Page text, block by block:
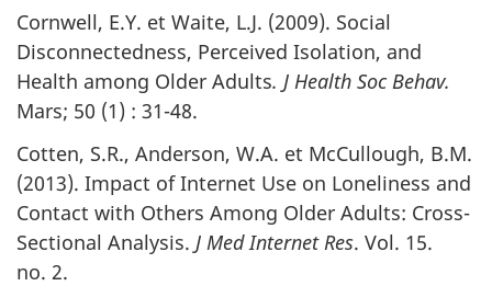
Cornwell, E.Y. et Waite, L.J. (2009). Social
Disconnectedness, Perceived Isolation, and
Health among Older Adults. J Health Soc Behav.
Mars; 50 (1) : 31-48.
Cotten, S.R., Anderson, W.A. et McCullough, B.M.
(2013). Impact of Internet Use on Loneliness and
Contact with Others Among Older Adults: Cross-
Sectional Analysis. J Med Internet Res. Vol. 15.
no. 2.